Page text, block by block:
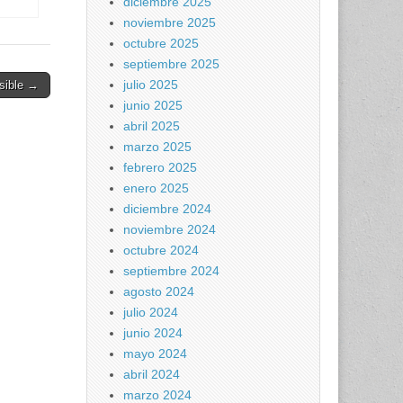
→
noviembre 2025
octubre 2025
septiembre 2025
julio 2025
junio 2025
abril 2025
marzo 2025
febrero 2025
enero 2025
diciembre 2024
noviembre 2024
octubre 2024
septiembre 2024
agosto 2024
julio 2024
junio 2024
mayo 2024
abril 2024
marzo 2024